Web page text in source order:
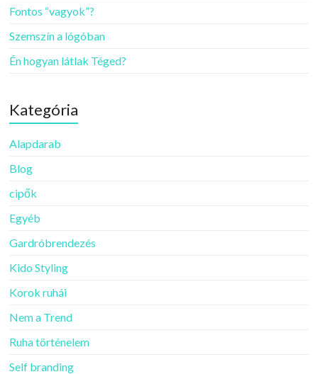
Fontos “vagyok”?
Szemszín a lógóban
Én hogyan látlak Téged?
Kategória
Alapdarab
Blog
cipők
Egyéb
Gardróbrendezés
Kido Styling
Korok ruhái
Nem a Trend
Ruha történelem
Self branding